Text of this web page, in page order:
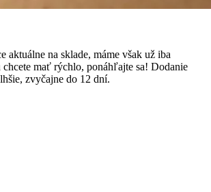
aktuálne na sklade, máme však už iba
mať rýchlo, ponáhľajte sa! Dodanie
zvyčajne do 12 dní.